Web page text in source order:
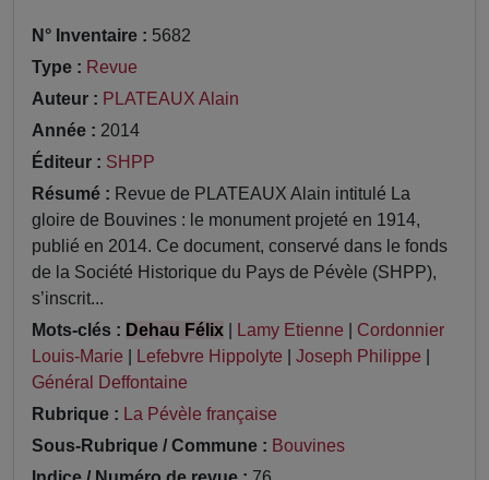
N° Inventaire : 5682
Type : Revue
Auteur : PLATEAUX Alain
Année : 2014
Éditeur : SHPP
Résumé : Revue de PLATEAUX Alain intitulé La
gloire de Bouvines : le monument projeté en 1914,
publié en 2014. Ce document, conservé dans le fonds
de la Société Historique du Pays de Pévèle (SHPP),
s’inscrit...
Mots-clés : Dehau Félix Lamy Etienne
Cordonnier
Louis-Marie
Lefebvre Hippolyte Joseph Philippe
Général Deffontaine
Rubrique : La Pévèle française
Sous-Rubrique / Commune : Bouvines